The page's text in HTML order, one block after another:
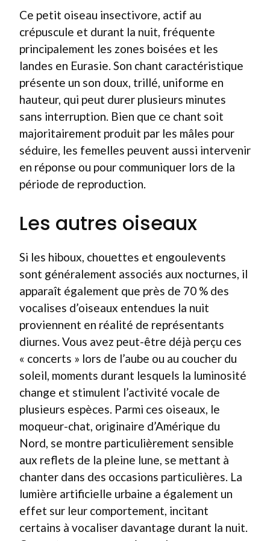
Ce petit oiseau insectivore, actif au
crépuscule et durant la nuit, fréquente
principalement les zones boisées et les
landes en Eurasie. Son chant caractéristique
présente un son doux, trillé, uniforme en
hauteur, qui peut durer plusieurs minutes
sans interruption. Bien que ce chant soit
majoritairement produit par les mâles pour
séduire, les femelles peuvent aussi intervenir
en réponse ou pour communiquer lors de la
période de reproduction.
Les autres oiseaux
Si les hiboux, chouettes et engoulevents
sont généralement associés aux nocturnes, il
apparaît également que près de 70 % des
vocalises d’oiseaux entendues la nuit
proviennent en réalité de représentants
diurnes. Vous avez peut-être déjà perçu ces
« concerts » lors de l’aube ou au coucher du
soleil, moments durant lesquels la luminosité
change et stimulent l’activité vocale de
plusieurs espèces. Parmi ces oiseaux, le
moqueur-chat, originaire d’Amérique du
Nord, se montre particulièrement sensible
aux reflets de la pleine lune, se mettant à
chanter dans des occasions particulières. La
lumière artificielle urbaine a également un
effet sur leur comportement, incitant
certains à vocaliser davantage durant la nuit.